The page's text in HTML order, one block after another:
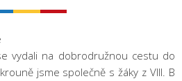
vydali na dobrodružnou cestu do
jsme společně s žáky z VIII. B